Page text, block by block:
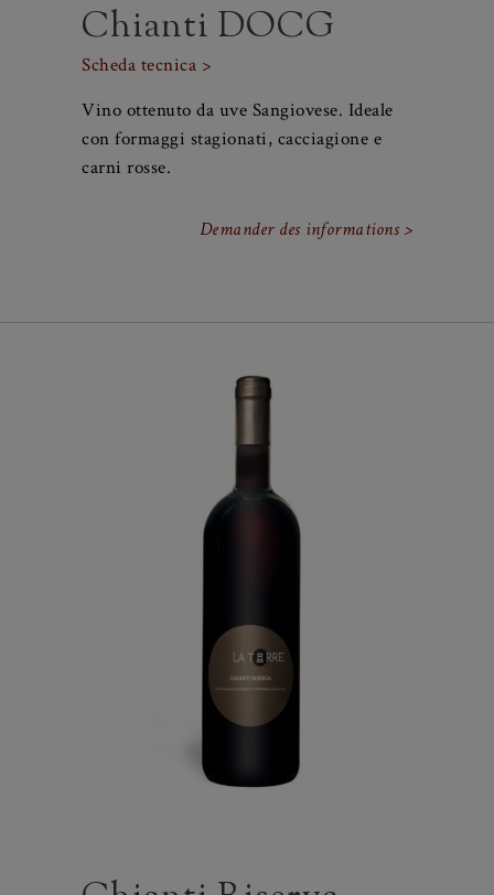
Chianti DOCG
Scheda tecnica >
Vino ottenuto da uve Sangiovese. Ideale
con formaggi stagionati, cacciagione e
carni rosse.
Demander des informations >